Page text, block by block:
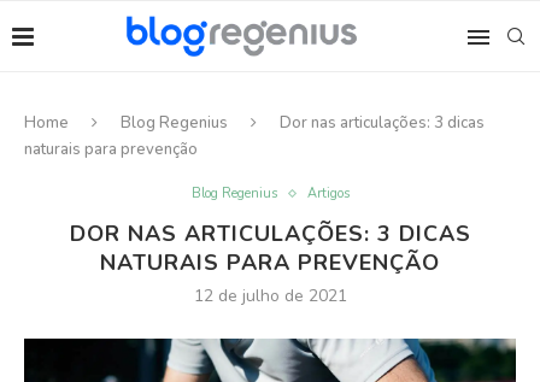
Home Blog Regenius
Dor nas articulações: 3 dicas
naturais para prevenção
Blog Regenius Artigos
DOR NAS ARTICULAÇÕES: 3 DICAS
NATURAIS PARA PREVENÇÃO
12 de julho de 2021